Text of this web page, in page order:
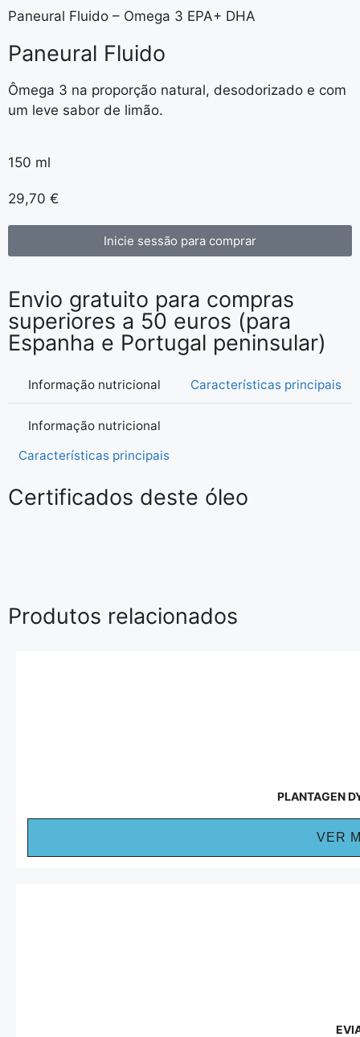
Paneural Fluido – Omega 3 EPA+ DHA
Paneural Fluido
Ômega 3 na proporção natural, desodorizado e com
um leve sabor de limão.
150 ml
29,70 €
Inicie sessão para comprar
Envio gratuito para compras
superiores a 50 euros (para
Espanha e Portugal peninsular)
Informação nutricional Características principais
Informação nutricional
Características principais
Certificados deste óleo
Produtos relacionados
PLANTAGEN
VER